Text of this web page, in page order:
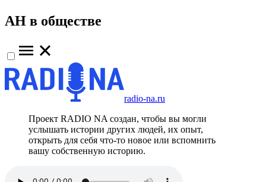
АН в обществе
radio-na.ru
Проект RADIO NA создан, чтобы вы могли
услышать истории других людей, их опыт,
открыть для себя что-то новое или вспомнить
вашу собственную историю.